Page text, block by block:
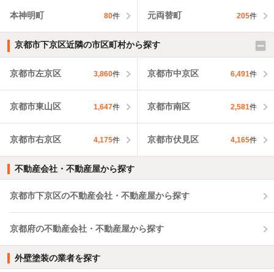
本神明町 80件 元両替町 205件
京都市下京区近隣の市区町村から探す
京都市左京区 3,860件 京都市中京区 6,491件
京都市東山区 1,647件 京都市南区 2,581件
京都市右京区 4,175件 京都市伏見区 4,165件
不動産会社・不動産屋から探す
京都市下京区の不動産会社・不動産屋から探す
京都府の不動産会社・不動産屋から探す
外壁塗装の業者を探す